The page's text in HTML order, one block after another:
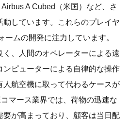
A Cubed（米国）など、さ
動しています。これらのプレイヤ
ームの開発に注力しています。
く、人間のオペレーターによる遠
ンピューターによる自律的な操作
人航空機に取って代わるケースが
マース業界では、荷物の迅速な
要が高まっており、顧客は当日配